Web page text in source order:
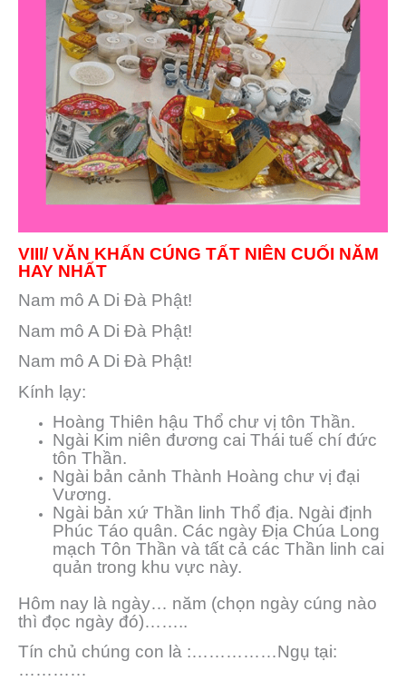
VIII/ VĂN KHẤN CÚNG TẤT NIÊN CUỐI NĂM
HAY NHẤT
Nam mô A Di Đà Phật!
Nam mô A Di Đà Phật!
Nam mô A Di Đà Phật!
Kính lạy:
Hoàng Thiên hậu Thổ chư vị tôn Thần.
Ngài Kim niên đương cai Thái tuế chí đức
tôn Thần.
Ngài bản cảnh Thành Hoàng chư vị đại
Vương.
Ngài bản xứ Thần linh Thổ địa. Ngài định
Phúc Táo quân. Các ngày Địa Chúa Long
mạch Tôn Thần và tất cả các Thần linh cai
quản trong khu vực này.
Hôm nay là ngày… năm (chọn ngày cúng nào
thì đọc ngày đó)……..
Tín chủ chúng con là :……………Ngụ tại:
…………